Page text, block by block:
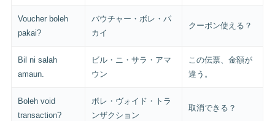
Voucher boleh
pakai?
バウチャー・ボレ・パ
カイ
クーポン使える？
Bil ni salah
amaun.
ビル・ニ・サラ・アマ
ウン
この伝票、金額が
違う。
Boleh void
transaction?
ボレ・ヴォイド・トラ
ンザクション
取消できる？